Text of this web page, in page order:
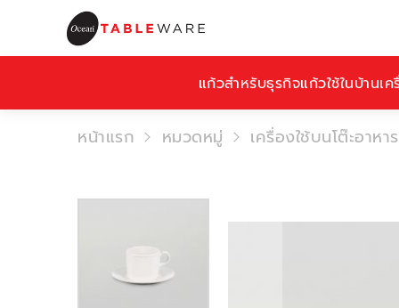
แก้วสำหรับธุรกิจแก้วใช้ในบ้านเ
หน้าแรก หมวดหมู่ เครื่องใช้บนโต๊ะอาหาร